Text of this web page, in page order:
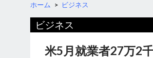
ホーム > ビジネス
ビジネス
米5月就業者27万2